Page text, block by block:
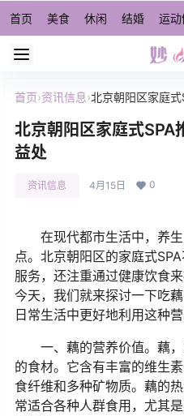
首页 美食 休闲 结婚 运动
首页›资讯信息›北京朝阳区家庭
北京朝阳区家庭式SPA
益处
资讯信息 4月15日 0
在现代都市生活中，养
点。北京朝阳区的家庭式
服务，还注重通过健康饮食
今天，我们就来探讨一下吃
日常生活中更好地利用这种营
一、藕的营养价值。藕
的食材。它含有丰富的维生
食纤维和多种矿物质。藕的
常适合各种人群食用，尤其